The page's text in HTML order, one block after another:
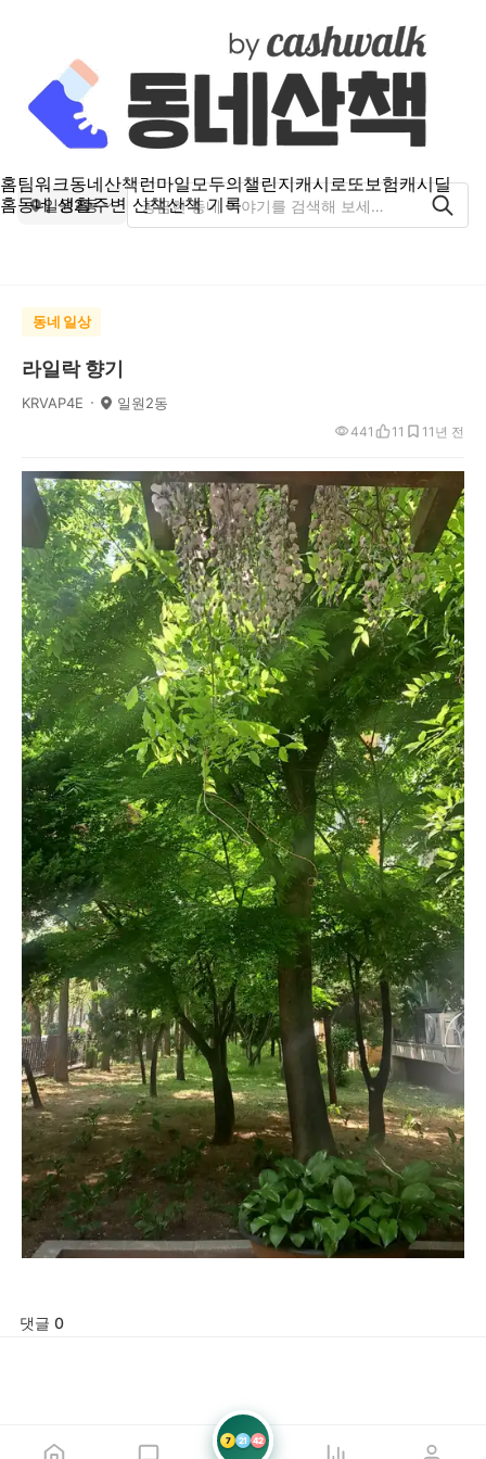
홈팀워크동네산책런마일모두의챌린지캐시로또보험캐시딜
홈동네 생활주변 산책산책 기록
일원2동
동네 일상
라일락 향기
KRVAP4E 일원2동
1년 전
441 11 1
댓글 0
7 21 42